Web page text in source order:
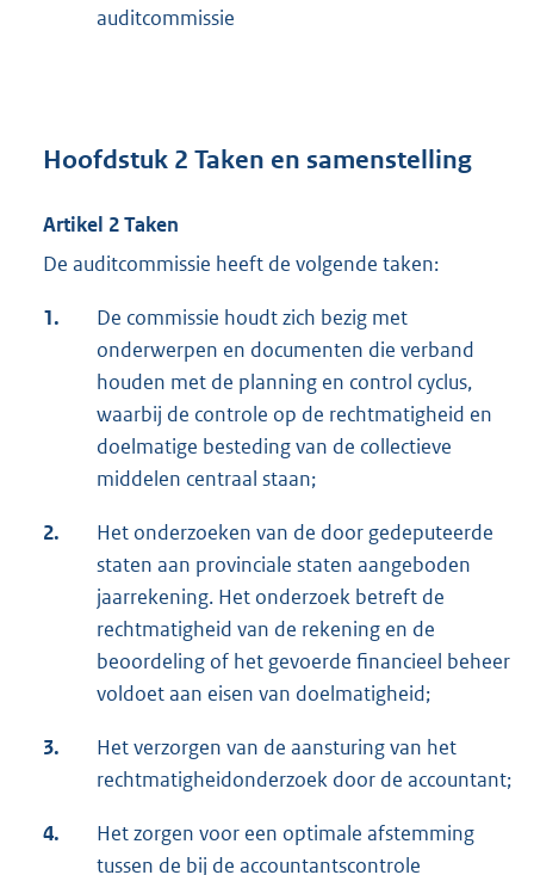
auditcommissie
Hoofdstuk 2 Taken en samenstelling
Artikel 2 Taken
De auditcommissie heeft de volgende taken:
1.
De commissie houdt zich bezig met
onderwerpen en documenten die verband
houden met de planning en control cyclus,
waarbij de controle op de rechtmatigheid en
doelmatige besteding van de collectieve
middelen centraal staan;
2.
Het onderzoeken van de door gedeputeerde
staten aan provinciale staten aangeboden
jaarrekening. Het onderzoek betreft de
rechtmatigheid van de rekening en de
beoordeling of het gevoerde financieel beheer
voldoet aan eisen van doelmatigheid;
3.
Het verzorgen van de aansturing van het
rechtmatigheidonderzoek door de accountant;
4.
Het zorgen voor een optimale afstemming
tussen de bij de accountantscontrole